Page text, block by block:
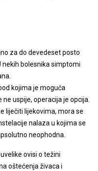
za do devedeset posto
nekih bolesnika simptomi
kojima je moguća
uspije, operacija je opcija.
liječiti lijekovima, mora se
nalaza u kojima se
neophodna.
ovisi o težini
oštećenja živaca i